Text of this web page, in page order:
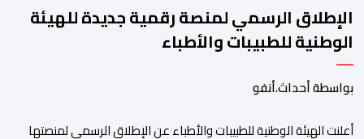
الإطلاق الرسمي لمنصة رقمية جديدة للهيئة
الوطنية للطبيبات والأطباء
بواسطة أحداث.أنفو
أعلنت الهيئة الوطنية للطبيبات والأطباء عن الإطلاق الرسمي لمنصتها